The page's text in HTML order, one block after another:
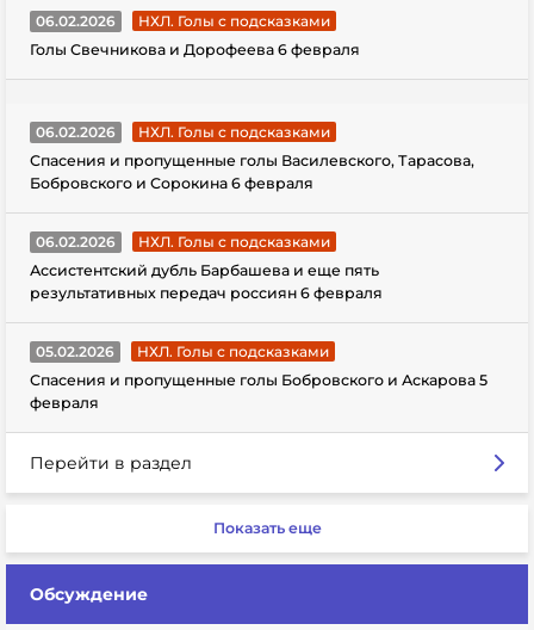
06.02.2026
НХЛ. Голы с подсказками
Голы Свечникова и Дорофеева 6 февраля
06.02.2026
НХЛ. Голы с подсказками
Спасения и пропущенные голы Василевского, Тарасова,
Бобровского и Сорокина 6 февраля
06.02.2026
НХЛ. Голы с подсказками
Ассистентский дубль Барбашева и еще пять
результативных передач россиян 6 февраля
05.02.2026
НХЛ. Голы с подсказками
Спасения и пропущенные голы Бобровского и Аскарова 5
февраля
Перейти в раздел
Показать еще
Обсуждение